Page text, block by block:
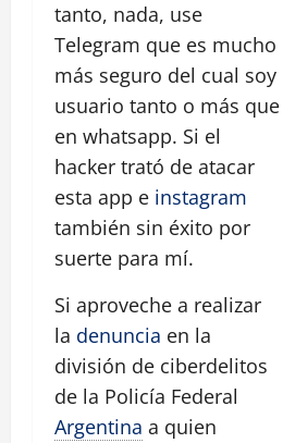
tanto, nada, use
Telegram que es mucho
más seguro del cual soy
usuario tanto o más que
en whatsapp. Si el
hacker trató de atacar
esta app e instagram
también sin éxito por
suerte para mí.
Si aproveche a realizar
la denuncia en la
división de ciberdelitos
de la Policía Federal
Argentina a quien